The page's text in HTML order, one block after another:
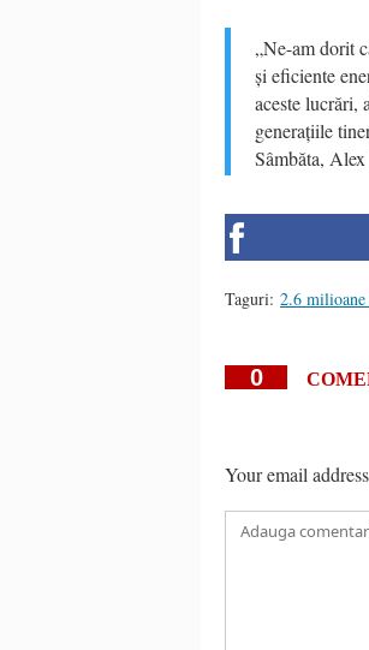
„Ne-am dorit
și eficiente
aceste lucrări,
generațiile
Sâmbăta,
Taguri: 2.6
0
Your email